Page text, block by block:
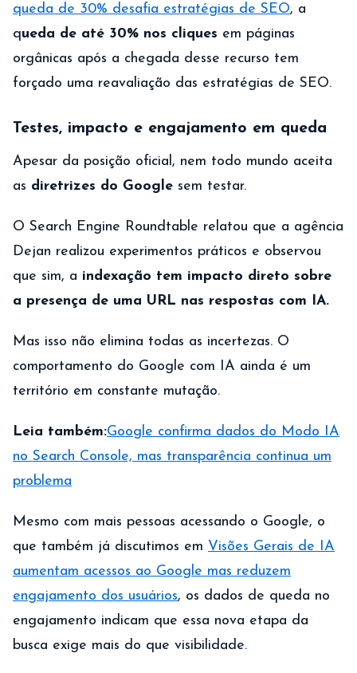
queda de 30% desafia estratégias de SEO, a
queda de até 30% nos cliques em páginas
orgânicas após a chegada desse recurso tem
forçado uma reavaliação das estratégias de SEO.
Testes, impacto e engajamento em queda
Apesar da posição oficial, nem todo mundo aceita
as diretrizes do Google sem testar.
O Search Engine Roundtable relatou que a agência
Dejan realizou experimentos práticos e observou
que sim, a indexação tem impacto direto sobre
a presença de uma URL nas respostas com IA.
Mas isso não elimina todas as incertezas. O
comportamento do Google com IA ainda é um
território em constante mutação.
Leia também:Google confirma dados do Modo IA
no Search Console, mas transparência continua um
problema
Mesmo com mais pessoas acessando o Google, o
que também já discutimos em Visões Gerais de IA
aumentam acessos ao Google mas reduzem
engajamento dos usuários, os dados de queda no
engajamento indicam que essa nova etapa da
busca exige mais do que visibilidade.